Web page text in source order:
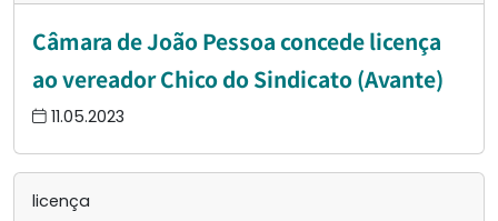
Câmara de João Pessoa concede licença
ao vereador Chico do Sindicato (Avante)
11.05.2023
licença